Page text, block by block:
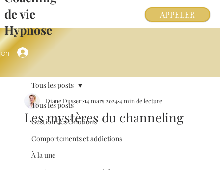
APPELER
de vie
Hypnose
Tous les posts
Gestion des émotions
Comportements et addictions
À la une
Tous les posts
Les mystères du channeling
Diane Dussert14 mars 20244 min de lecture